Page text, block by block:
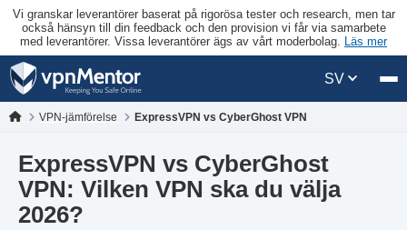
Vi granskar leverantörer baserat på rigorösa tester och research, men tar
också hänsyn till din feedback och den provision vi får via samarbete
med leverantörer. Vissa leverantörer ägs av vårt moderbolag. Läs mer
SV
VPN-jämförelse ExpressVPN vs CyberGhost VPN
ExpressVPN vs CyberGhost
VPN: Vilken VPN ska du välja
2026?